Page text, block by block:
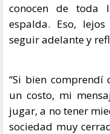
conocen de toda
espalda. Eso,
seguir adelante y
“Si bien
un costo, mi
jugar, a no tener
sociedad muy